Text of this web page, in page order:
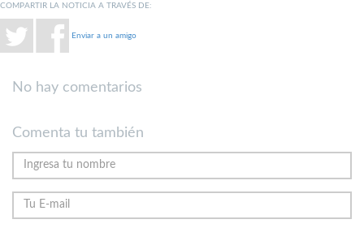
COMPARTIR LA NOTICIA A TRAVÉS DE:
Enviar a un amigo
No hay comentarios
Comenta tu también